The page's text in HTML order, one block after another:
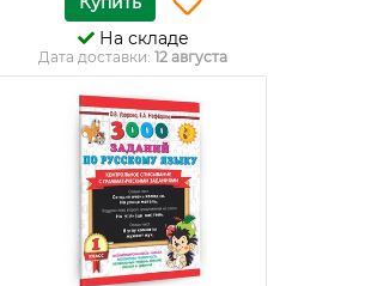
На складе
Дата доставки: 12 августа